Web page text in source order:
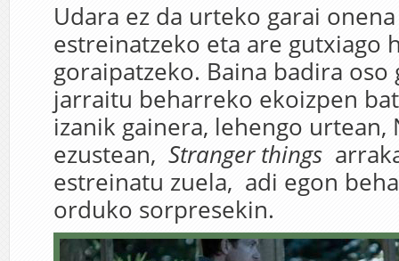
Udara ez da urteko garai
estreinatzeko eta are gutxiago
goraipatzeko. Baina badira
jarraitu beharreko ekoizpen
izanik gainera, lehengo urtean,
ezustean, Stranger things
estreinatu zuela, adi egon
orduko sorpresekin.